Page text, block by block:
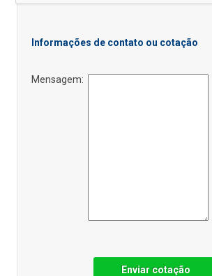
Informações de contato ou cotação
Mensagem:
Enviar cotação